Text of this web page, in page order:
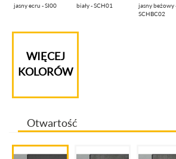
jasny ecru - SI00 biały - SCH01
jasny beżowy
SCHBC02
WIĘCEJ
KOLORÓW
Otwartość